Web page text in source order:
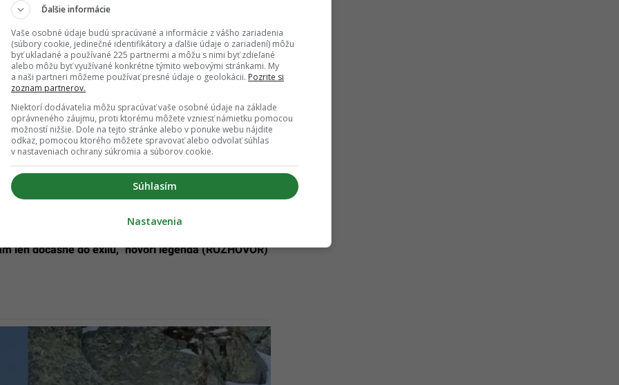
Horskí záchranári vyhlásili 3. stupeň
známe horské chaty. Turisti budú mať nulové
záchranári
opustil Chatu pod Rysmi po 48 rokoch.
len dočasne do exilu,“ hovorí legenda (ROZHOVOR)
Ďalšie informácie
Vaše osobné údaje budú spracúvané a informácie z vášho zariadenia
(súbory cookie, jedinečné identifikátory a ďalšie údaje o zariadení) môžu
byť ukladané a používané 225 partnermi a môžu s nimi byť zdieľané
alebo môžu byť využívané konkrétne týmito webovými stránkami. My
a naši partneri môžeme používať presné údaje o geolokácii. Pozrite si
zoznam partnerov.
Niektorí dodávatelia môžu spracúvať vaše osobné údaje na základe
oprávneného záujmu, proti ktorému môžete vzniesť námietku pomocou
možností nižšie. Dole na tejto stránke alebo v ponuke webu nájdite
odkaz, pomocou ktorého môžete spravovať alebo odvolať súhlas
v nastaveniach ochrany súkromia a súborov cookie.
Súhlasím
Nastavenia